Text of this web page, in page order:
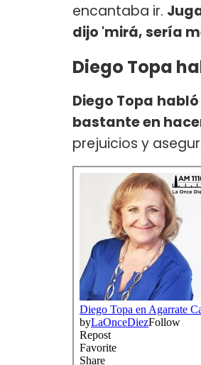
encantaba ir.
dijo 'mirá, sería
Diego Topa
Diego Topa
bastante en
prejuicios y